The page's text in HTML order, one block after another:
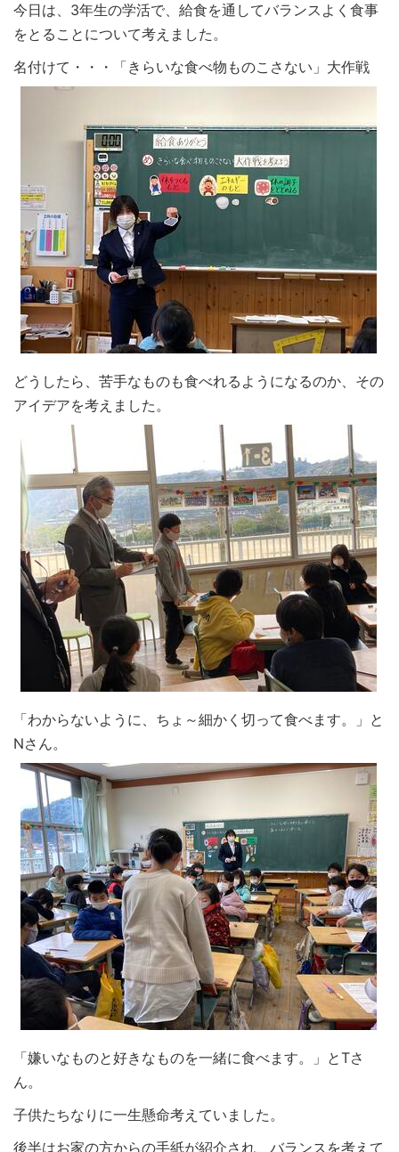
今日は、3年生の学活で、給食を通してバランスよく食事
をとることについて考えました。
名付けて・・・「きらいな食べ物ものこさない」大作戦
どうしたら、苦手なものも食べれるようになるのか、その
アイデアを考えました。
「わからないように、ちょ～細かく切って食べます。」と
Nさん。
「嫌いなものと好きなものを一緒に食べます。」とTさ
ん。
子供たちなりに一生懸命考えていました。
後半はお家の方からの手紙が紹介され、バランスを考えて